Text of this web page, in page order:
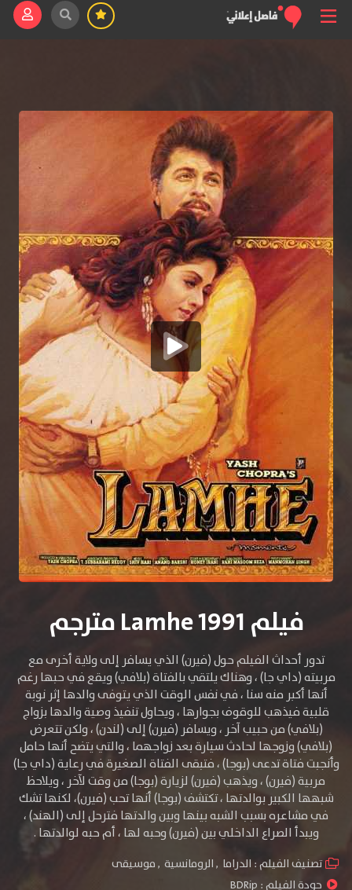
فيلم Lamhe 1991 مترجم
تدور أحداث الفيلم حول (فيرن) الذي يسافر إلى ولاية أخرى مع
مربيته (داي جا) ، وهناك يلتقي بالفتاة (بلافي) ويقع في حبها رغم
أنها أكبر منه سنا ، في نفس الوقت الذي يتوفى والدها إثر نوبة
قلبية فيذهب للوقوف بجوارها ، ويحاول تنفيذ وصية والدها بزواج
(بلافي) من حبيب آخر ، ويسافر (فيرن) إلى (لندن) ، ولكن تتعرض
(بلافي) وزوجها لحادث سيارة بعد زواجهما ، والتي يتضح أنها حامل
وأنجبت فتاة تدعى (بوجا) ، فتبقى الفتاة الصغيرة في رعاية (داي جا)
مربية (فيرن) ، ويذهب (فيرن) لزيارة (بوجا) من وقت لآخر ، ويلاحظ
شبهها الكبير بوالدتها ، تكتشف (بوجا) أنها تحب (فيرن)، لكنها تشك
في مشاعره بسبب الشبه بينها وبين والدتها فترحل إلى (الهند) ،
ويبدأ الصراع الداخلي بين (فيرن) وحبه لها ، أم حبه لوالدتها .
تصنيف الفيلم :الدراما ,الرومانسية ,موسيقى
جودة الفيلم : BDRip